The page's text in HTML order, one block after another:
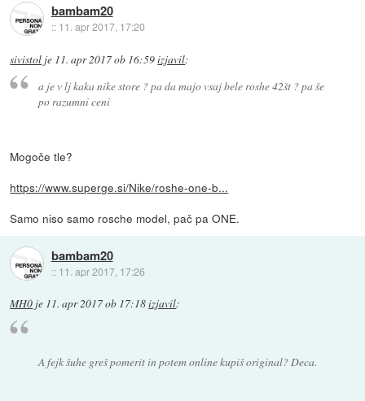
bambam20
:: 11. apr 2017, 17:20
sivistol je 11. apr 2017 ob 16:59izjavil:
a je v lj kaka nike store ? pa da majo vsaj bele roshe 42št ? pa še
po razumni ceni
Mogoče tle?
https://www.superge.si/Nike/roshe-one-b...
Samo niso samo rosche model, pač pa ONE.
bambam20
:: 11. apr 2017, 17:26
MH0 je 11. apr 2017 ob 17:18izjavil:
A fejk šuhe greš pomerit in potem online kupiš original? Deca.